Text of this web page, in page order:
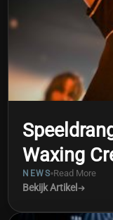
Waxing
NEWS Read More
Bekijk Artikel